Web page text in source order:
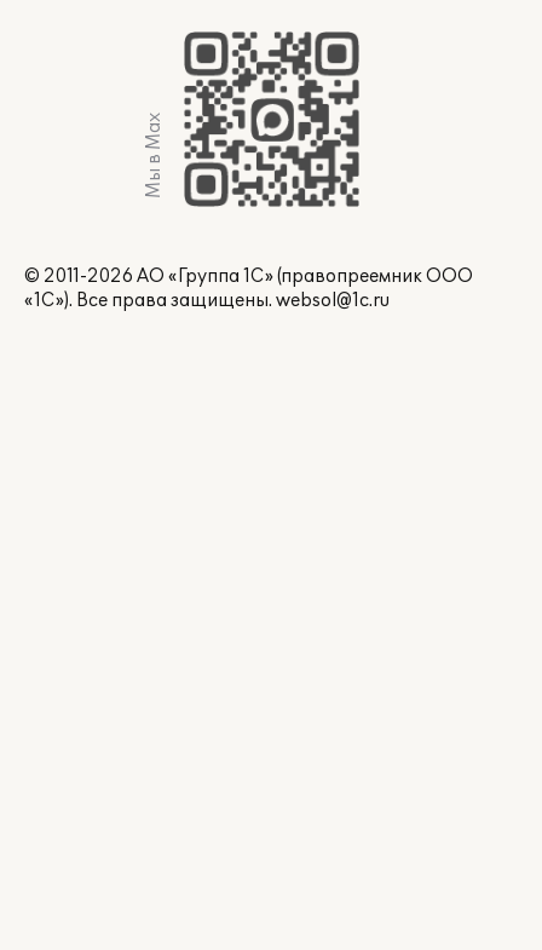
Мы в Max
© 2011-2026 АО «Группа 1С» (правопреемник ООО
«1С»). Все права защищены. websol@1c.ru